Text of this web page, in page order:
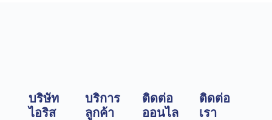
บริษัท
ไอริส
บริการ
ลูกค้า
ติดต่อ
ออนไล
ติดต่อ
เรา